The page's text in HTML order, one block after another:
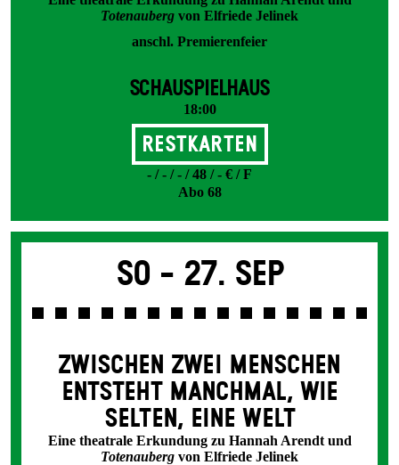
Totenauberg von Elfriede Jelinek
anschl. Premierenfeier
SCHAUSPIELHAUS
18:00
Restkarten
- / - / - / 48 / - € / F
Abo 68
So - 27. Sep
ZWISCHEN ZWEI MENSCHEN
ENT­STEHT MANCH­MAL, WIE
SELTEN, EINE WELT
Eine theatrale Erkundung zu Hannah Arendt und
Totenauberg von Elfriede Jelinek